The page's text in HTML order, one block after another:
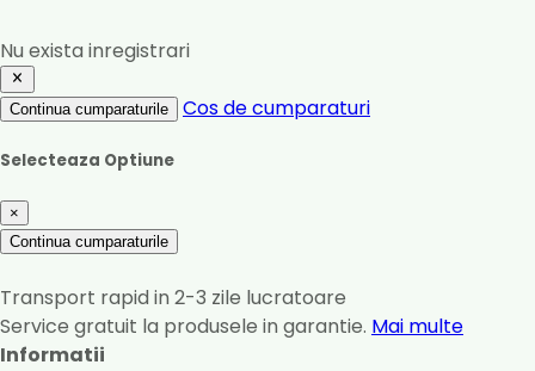
Nu exista inregistrari
Continua cumparaturile Cos de cumparaturi
Selecteaza Optiune
×
Continua cumparaturile
Transport rapid in 2-3 zile lucratoare
Service gratuit la produsele in garantie. Mai multe
Informatii